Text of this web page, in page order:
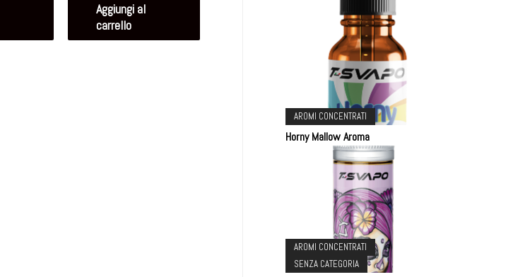
Aggiungi al
carrello
AROMI CONCENTRATI
Horny Mallow Aroma
AROMI CONCENTRATI
SENZA CATEGORIA